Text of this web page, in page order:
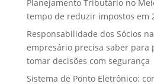
Planejamento Tributário no
tempo de reduzir impostos em
Responsabilidade dos Sócios
empresário precisa saber para
tomar decisões com segurança
Sistema de Ponto Eletrônico: